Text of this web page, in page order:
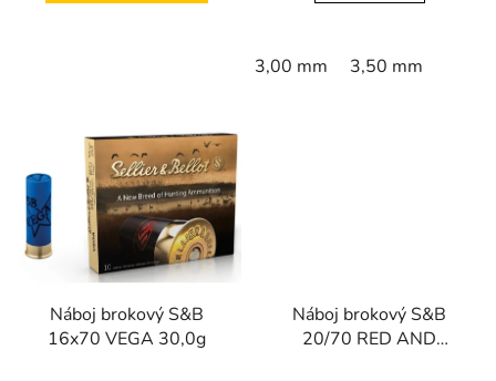
3,00 mm 3,50 mm
Náboj brokový S&B
16x70 VEGA 30,0g
Náboj brokový S&B
20/70 RED AND